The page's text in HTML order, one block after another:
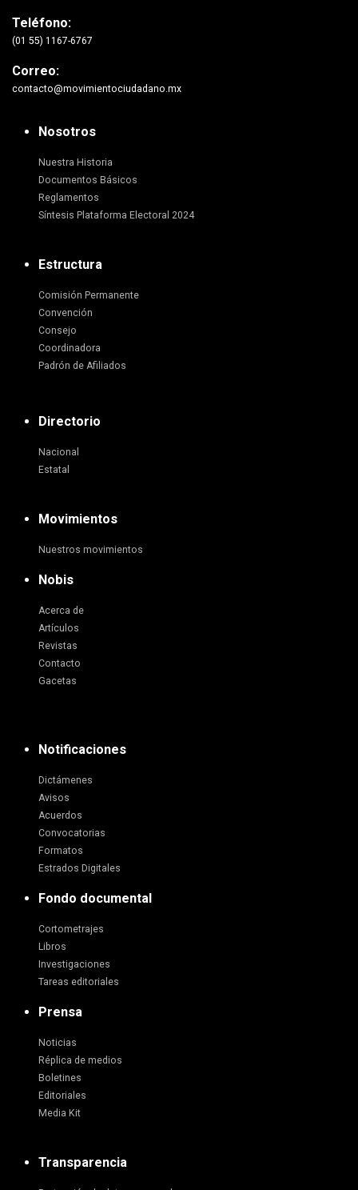
Teléfono:
(01 55) 1167-6767
Correo:
contacto@movimientociudadano.mx
Nosotros
Nuestra Historia
Documentos Básicos
Reglamentos
Síntesis Plataforma Electoral 2024
Estructura
Comisión Permanente
Convención
Consejo
Coordinadora
Padrón de Afiliados
Directorio
Nacional
Estatal
Movimientos
Nuestros movimientos
Nobis
Acerca de
Artículos
Revistas
Contacto
Gacetas
Notificaciones
Dictámenes
Avisos
Acuerdos
Convocatorias
Formatos
Estrados Digitales
Fondo documental
Cortometrajes
Libros
Investigaciones
Tareas editoriales
Prensa
Noticias
Réplica de medios
Boletines
Editoriales
Media Kit
Transparencia